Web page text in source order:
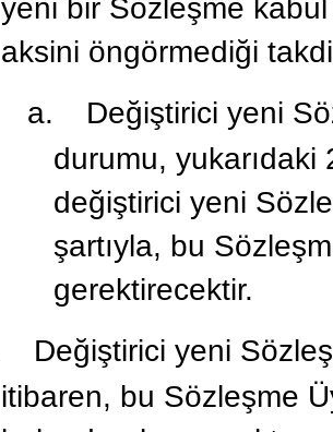
yeni bir Sözleşme
aksini öngörmediği
a.
Değiştirici yeni
durumu, yukarıdaki
değiştirici yeni
şartıyla, bu
gerektirecektir.
Değiştirici yeni
itibaren, bu Sözleşme